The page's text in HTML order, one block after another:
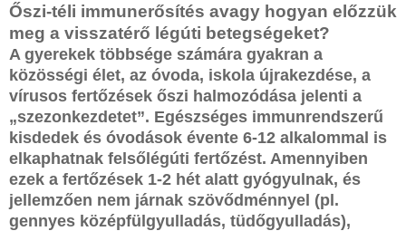
Őszi-téli immunerősítés avagy hogyan előzzük
meg a visszatérő légúti betegségeket?
A gyerekek többsége számára gyakran a
közösségi élet, az óvoda, iskola újrakezdése, a
vírusos fertőzések őszi halmozódása jelenti a
„szezonkezdetet”. Egészséges immunrendszerű
kisdedek és óvodások évente 6-12 alkalommal is
elkaphatnak felsőlégúti fertőzést. Amennyiben
ezek a fertőzések 1-2 hét alatt gyógyulnak, és
jellemzően nem járnak szövődménnyel (pl.
gennyes középfülgyulladás, tüdőgyulladás),